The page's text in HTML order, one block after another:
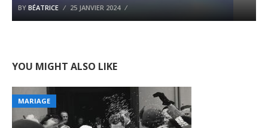
BY BÉATRICE 25 JANVIER 2024
YOU MIGHT ALSO LIKE
MARIAGE